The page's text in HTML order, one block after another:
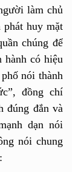
làm chủ
phát huy mặt
chúng để
hành có hiệu
nói thành
đồng chí
đúng đắn và
dạn nói
nói chung